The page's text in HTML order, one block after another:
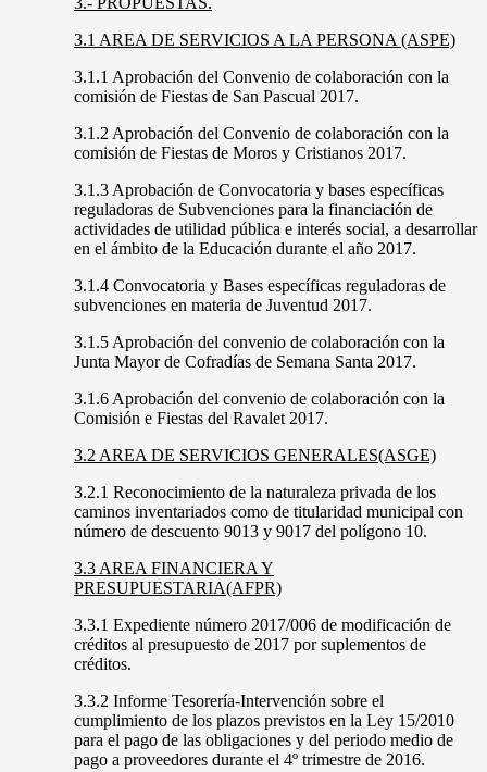
3.1 AREA DE SERVICIOS A LA PERSONA (ASPE)
3.1.1 Aprobación del Convenio de colaboración con la
comisión de Fiestas de San Pascual 2017.
3.1.2 Aprobación del Convenio de colaboración con la
comisión de Fiestas de Moros y Cristianos 2017.
3.1.3 Aprobación de Convocatoria y bases específicas
reguladoras de Subvenciones para la financiación de
actividades de utilidad pública e interés social, a desarrollar
en el ámbito de la Educación durante el año 2017.
3.1.4 Convocatoria y Bases específicas reguladoras de
subvenciones en materia de Juventud 2017.
3.1.5 Aprobación del convenio de colaboración con la
Junta Mayor de Cofradías de Semana Santa 2017.
3.1.6 Aprobación del convenio de colaboración con la
Comisión e Fiestas del Ravalet 2017.
3.2 AREA DE SERVICIOS GENERALES(ASGE)
3.2.1 Reconocimiento de la naturaleza privada de los
caminos inventariados como de titularidad municipal con
número de descuento 9013 y 9017 del polígono 10.
3.3 AREA FINANCIERA Y
PRESUPUESTARIA(AFPR)
3.3.1 Expediente número 2017/006 de modificación de
créditos al presupuesto de 2017 por suplementos de
créditos.
3.3.2 Informe Tesorería-Intervención sobre el
cumplimiento de los plazos previstos en la Ley 15/2010
para el pago de las obligaciones y del periodo medio de
pago a proveedores durante el 4º trimestre de 2016.